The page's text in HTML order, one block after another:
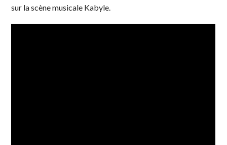
sur la scène musicale Kabyle.